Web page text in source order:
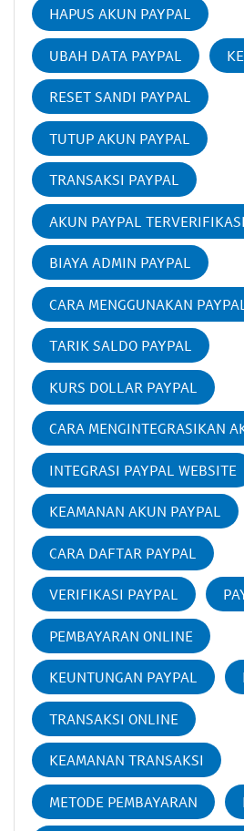
HAPUS AKUN PAYPAL
UBAH DATA PAYPAL
RESET SANDI PAYPAL
TUTUP AKUN PAYPAL
TRANSAKSI PAYPAL
AKUN PAYPAL TERVERIFIKASI
BIAYA ADMIN PAYPAL
CARA MENGGUNAKAN PAYPAL
TARIK SALDO PAYPAL
KURS DOLLAR PAYPAL
CARA MENGINTEGRASIKAN
INTEGRASI PAYPAL WEBSITE
KEAMANAN AKUN PAYPAL
CARA DAFTAR PAYPAL
VERIFIKASI PAYPAL
PEMBAYARAN ONLINE
KEUNTUNGAN PAYPAL
TRANSAKSI ONLINE
KEAMANAN TRANSAKSI
METODE PEMBAYARAN